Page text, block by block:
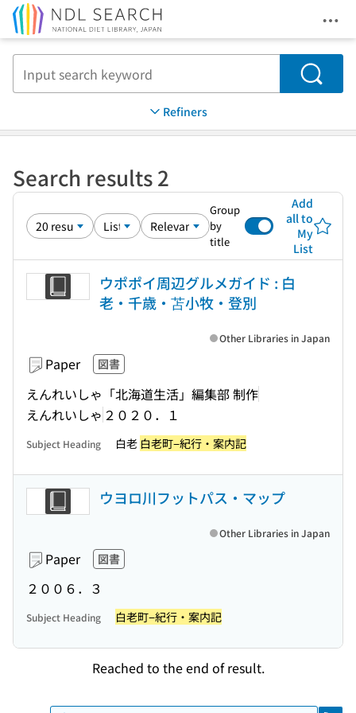
Search
Refiners
Search results 2
Group
by
title
Add
all to
My
List
ウポポイ周辺グルメガイド : 白
老・千歳・苫小牧・登別
Paper 図書
えんれいしゃ「北海道生活」編集部 制作
えんれいしゃ ２０２０．１
Other Libraries in Japan
Subject Heading 白老 白老町−紀行・案内記
ウヨロ川フットパス・マップ
Paper 図書
２００６．３
Other Libraries in Japan
Subject Heading 白老町−紀行・案内記
Reached to the end of result.